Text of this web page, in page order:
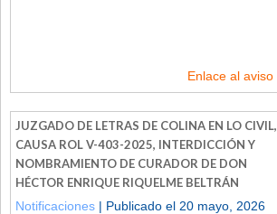
Enlace al aviso
JUZGADO DE LETRAS DE COLINA EN LO CIVIL,
CAUSA ROL V-403-2025, INTERDICCIÓN Y
NOMBRAMIENTO DE CURADOR DE DON
HÉCTOR ENRIQUE RIQUELME BELTRÁN
Notificaciones | Publicado el 20 mayo, 2026